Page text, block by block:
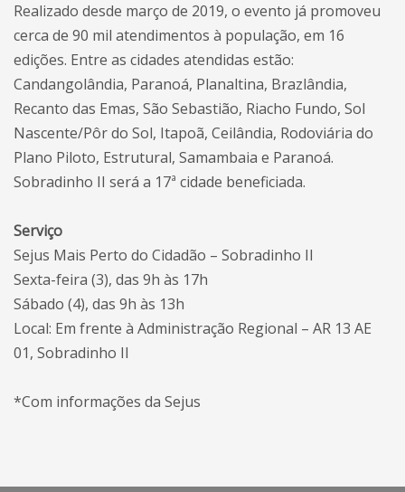
Realizado desde março de 2019, o evento já promoveu
cerca de 90 mil atendimentos à população, em 16
edições. Entre as cidades atendidas estão:
Candangolândia, Paranoá, Planaltina, Brazlândia,
Recanto das Emas, São Sebastião, Riacho Fundo, Sol
Nascente/Pôr do Sol, Itapoã, Ceilândia, Rodoviária do
Plano Piloto, Estrutural, Samambaia e Paranoá.
Sobradinho II será a 17ª cidade beneficiada.
Serviço
Sejus Mais Perto do Cidadão – Sobradinho II
Sexta-feira (3), das 9h às 17h
Sábado (4), das 9h às 13h
Local: Em frente à Administração Regional – AR 13 AE
01, Sobradinho II
*Com informações da Sejus